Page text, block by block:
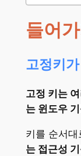
들어
고정키
고정 키는
는 윈도우
키를 순서대
는 접근성